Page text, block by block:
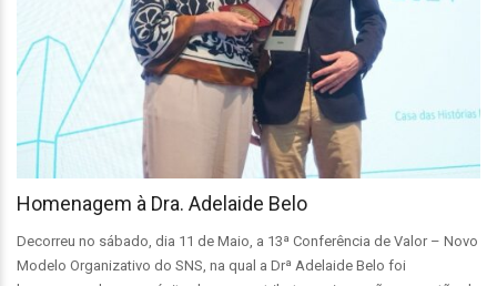
Homenagem à Dra. Adelaide Belo
Decorreu no sábado, dia 11 de Maio, a 13ª Conferência de Valor – Novo
Modelo Organizativo do SNS, na qual a Drª Adelaide Belo foi